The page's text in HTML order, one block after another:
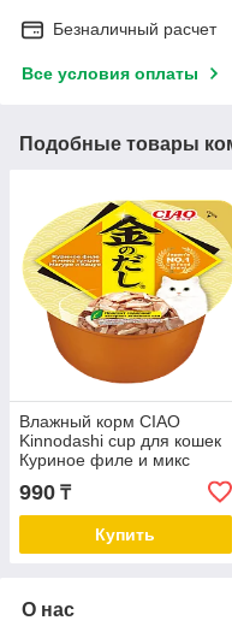
Безналичный расчет
Все условия оплаты
Подобные товары
Влажный корм CIAO
Kinnodashi cup для кошек
Куриное филе и микс
тунцов Магуро и Кацуо,
консервы 70г
990 ₸
Купить
О нас